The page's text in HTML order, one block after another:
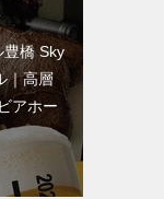
豊橋 Sky
｜高層
アホー